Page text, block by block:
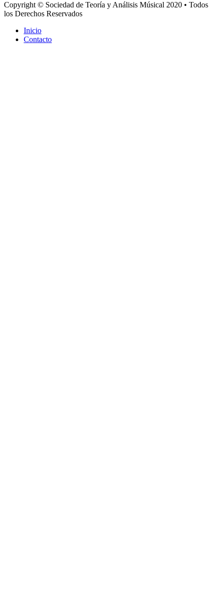
Copyright © Sociedad de Teoría y Análisis Músical 2020 • Todos
los Derechos Reservados
Inicio
Contacto